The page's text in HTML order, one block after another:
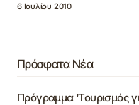
6 Ιουλίου 2010
Πρόσφατα Νέα
Πρόγραμμα ‘Τουρισμός